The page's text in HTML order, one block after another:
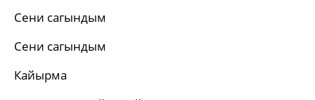
Сени сагындым
Сени сагындым
Кайырма